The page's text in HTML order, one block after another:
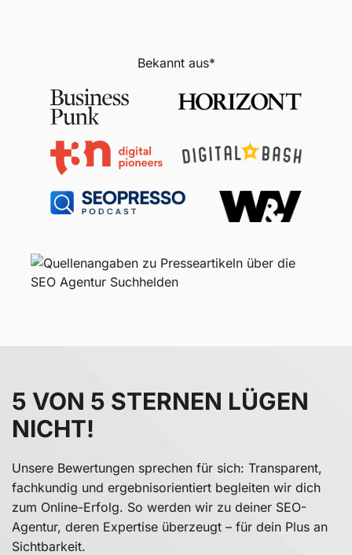
Bekannt aus*
5 VON 5 STERNEN LÜGEN
NICHT!
Unsere Bewertungen sprechen für sich: Transparent,
fachkundig und ergebnisorientiert begleiten wir dich
zum Online-Erfolg. So werden wir zu deiner SEO-
Agentur, deren Expertise überzeugt – für dein Plus an
Sichtbarkeit.